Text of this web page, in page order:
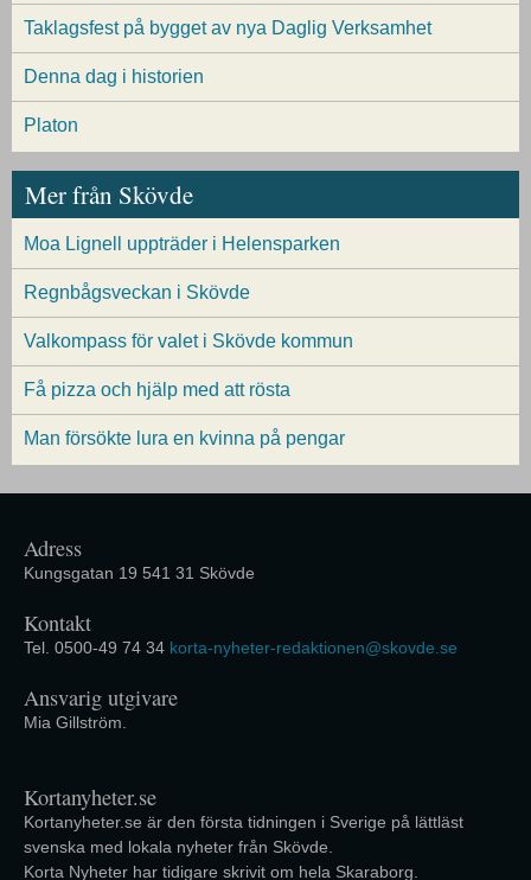
Taklagsfest på bygget av nya Daglig Verksamhet
Denna dag i historien
Platon
Mer från Skövde
Moa Lignell uppträder i Helensparken
Regnbågsveckan i Skövde
Valkompass för valet i Skövde kommun
Få pizza och hjälp med att rösta
Man försökte lura en kvinna på pengar
Adress
Kungsgatan 19 541 31 Skövde
Kontakt
Tel. 0500-49 74 34 korta-nyheter-redaktionen@skovde.se
Ansvarig utgivare
Mia Gillström.
Kortanyheter.se
Kortanyheter.se är den första tidningen i Sverige på lättläst
svenska med lokala nyheter från Skövde.
Korta Nyheter har tidigare skrivit om hela Skaraborg.